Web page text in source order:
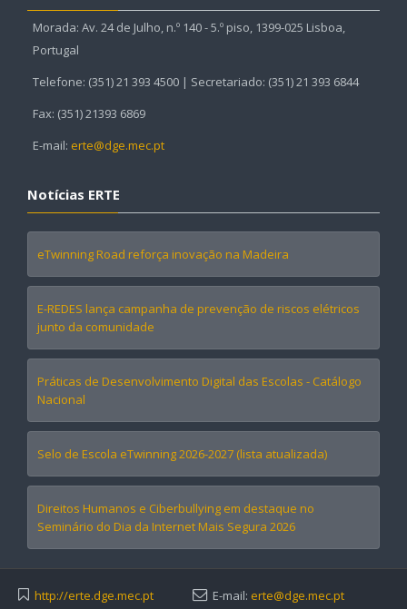
Morada: Av. 24 de Julho, n.º 140 - 5.º piso, 1399-025 Lisboa,
Portugal
Telefone: (351) 21 393 4500 | Secretariado: (351) 21 393 6844
Fax: (351) 21393 6869
E-mail: erte@dge.mec.pt
Notícias ERTE
eTwinning Road reforça inovação na Madeira
E-REDES lança campanha de prevenção de riscos elétricos
junto da comunidade
Práticas de Desenvolvimento Digital das Escolas - Catálogo
Nacional
Selo de Escola eTwinning 2026-2027 (lista atualizada)
Direitos Humanos e Ciberbullying em destaque no
Seminário do Dia da Internet Mais Segura 2026
http://erte.dge.mec.pt E-mail: erte@dge.mec.pt